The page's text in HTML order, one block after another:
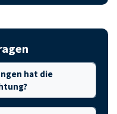
hat die